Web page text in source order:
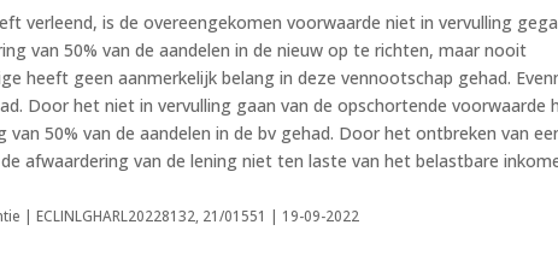
verleend, is de overeengekomen voorwaarde niet in vervulling
van 50% van de aandelen in de nieuw op te richten, maar nooit
heeft geen aanmerkelijk belang in deze vennootschap gehad.
Door het niet in vervulling gaan van de opschortende voorwaarde
50% van de aandelen in de bv gehad. Door het ontbreken van
afwaardering van de lening niet ten laste van het belastbare
| ECLINLGHARL20228132, 21/01551 | 19-09-2022